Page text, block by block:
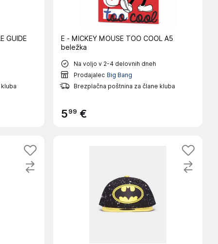
GUIDE
E - MICKEY MOUSE TOO COOL A5
beležka
Na voljo v 2-4 delovnih dneh
Prodajalec Big Bang
Brezplačna poštnina za člane kluba
599 €